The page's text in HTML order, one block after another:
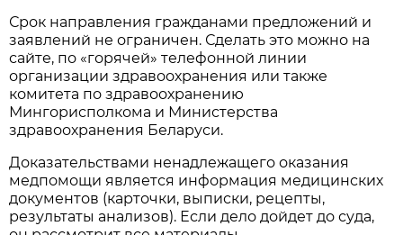
Срок направления гражданами предложений и
заявлений не ограничен. Сделать это можно на
сайте, по «горячей» телефонной линии
организации здравоохранения или также
комитета по здравоохранению
Мингорисполкома и Министерства
здравоохранения Беларуси.
Доказательствами ненадлежащего оказания
медпомощи является информация медицинских
документов (карточки, выписки, рецепты,
результаты анализов). Если дело дойдет до суда,